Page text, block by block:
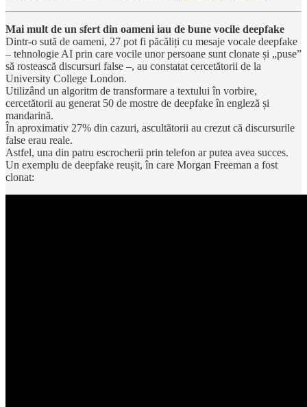
Mai mult de un sfert din oameni iau de bune vocile deepfake
Dintr-o sută de oameni, 27 pot fi păcăliți cu mesaje vocale deepfake
– tehnologie AI prin care vocile unor persoane sunt clonate și „puse”
să rostească discursuri false –, au constatat cercetătorii de la
University College London.
Utilizând un algoritm de transformare a textului în vorbire,
cercetătorii au generat 50 de mostre de deepfake în engleză și
mandarină.
În aproximativ 27% din cazuri, ascultătorii au crezut că discursurile
false erau reale.
Astfel, una din patru escrocherii prin telefon ar putea avea succes.
Un exemplu de deepfake reușit, în care Morgan Freeman a fost
clonat: